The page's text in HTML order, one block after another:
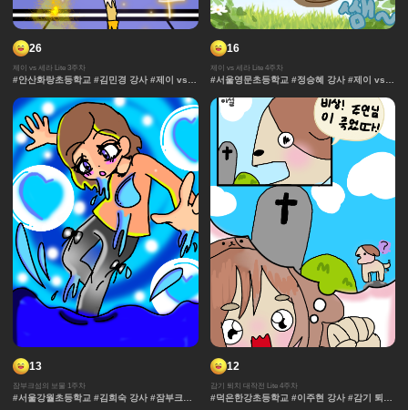
26
제이 vs 세라 Lite 3주차
#안산화랑초등학교 #김민경 강사 #제이 vs
#컷만화 #데포르메 #훈련 #보석 #창작 디자
인 #잔상표현 #체육 #제이 #대결 #댄스
16
제이 vs 세라 Lite 4주차
#서울영문초등학교 #정승혜 강사 #제이 vs
#컷만화 #데포르메 #훈련 #보석 #창작 디자
인 #잔상표현 #체육 #제이 #대결 #댄스
13
잠부크섬의 보물 1주차
#서울강월초등학교 #김희숙 강사 #잠부크섬
12
감기 퇴치 대작전 Lite 4주차
#덕은한강초등학교 #이주현 강사 #감기 퇴치